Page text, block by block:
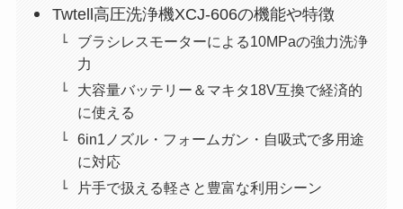
Twtell高圧洗浄機XCJ-606の機能や特徴
ブラシレスモーターによる10MPaの強力洗浄
力
大容量バッテリー＆マキタ18V互換で経済的
に使える
6in1ノズル・フォームガン・自吸式で多用途
に対応
片手で扱える軽さと豊富な利用シーン